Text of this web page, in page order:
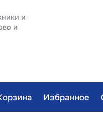
и
и
Избранное